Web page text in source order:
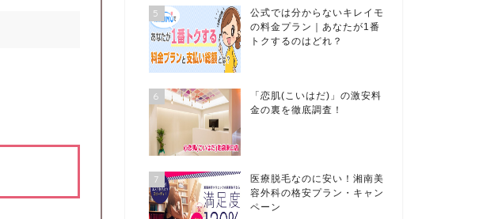
5
公式では分からないキレイモ
の料金プラン｜あなたが1番
トクするのはどれ？
6
「恋肌(こいはだ)」の激安料
金の裏を徹底調査！
7
医療脱毛なのに安い！湘南美
容外科の格安プラン・キャン
ペーン